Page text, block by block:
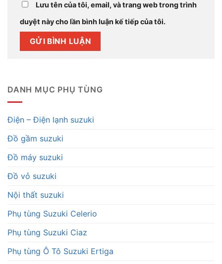
Lưu tên của tôi, email, và trang web trong trình
duyệt này cho lần bình luận kế tiếp của tôi.
DANH MỤC PHỤ TÙNG
Điện – Điện lạnh suzuki
Đồ gầm suzuki
Đồ máy suzuki
Đồ vỏ suzuki
Nội thất suzuki
Phụ tùng Suzuki Celerio
Phụ tùng Suzuki Ciaz
Phụ tùng Ô Tô Suzuki Ertiga